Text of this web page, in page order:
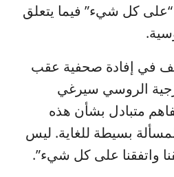
“على كل شيء” فيما يتعلق
في إفادة صحفية عقب
الروسي سيرغي
متبادل بشأن هذه
بسيطة للغاية. ليس
واتفقنا على كل شيء”.